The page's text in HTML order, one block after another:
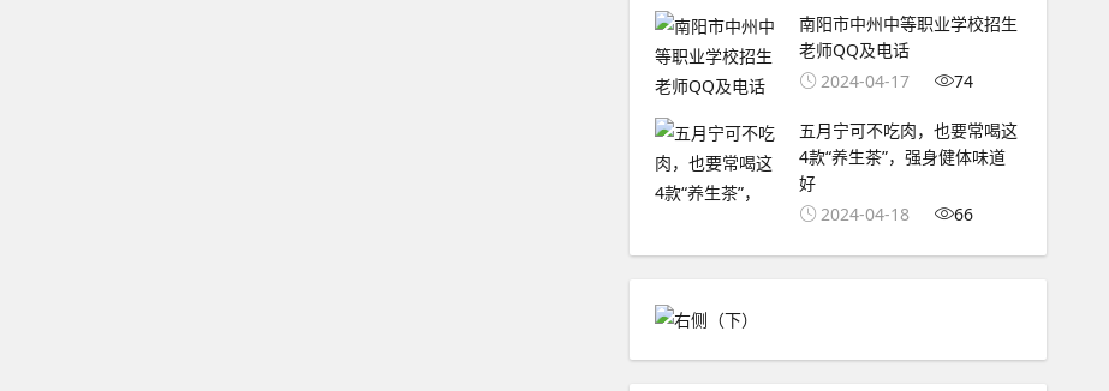
南阳市中州中等职业学校招生
老师QQ及电话
2024-04-17
74
五月宁可不吃肉，也要常喝这
4款“养生茶”，强身健体味道
好
2024-04-18
66